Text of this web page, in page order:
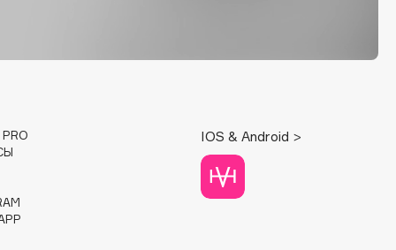
PRO
IOS & Android >